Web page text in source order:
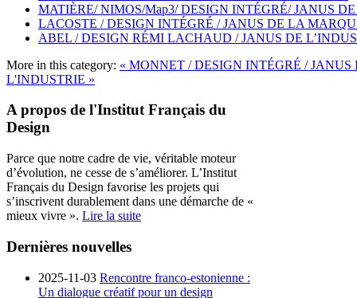
MATIÈRE/ NIMOS/Map3/ DESIGN INTÉGRÉ/ JANUS
LACOSTE / DESIGN INTÉGRÉ / JANUS DE LA
ABEL / DESIGN RÉMI LACHAUD / JANUS DE
More in this category: « MONNET / DESIGN INTÉGRÉ /
L'INDUSTRIE »
A propos de l'Institut Français du
Design
Parce que notre cadre de vie, véritable moteur
d’évolution, ne cesse de s’améliorer. L’Institut
Français du Design favorise les projets qui
s’inscrivent durablement dans une démarche de «
mieux vivre ». Lire la suite
Dernières nouvelles
2025-11-03 Rencontre franco-estonienne :
Un dialogue créatif pour un design